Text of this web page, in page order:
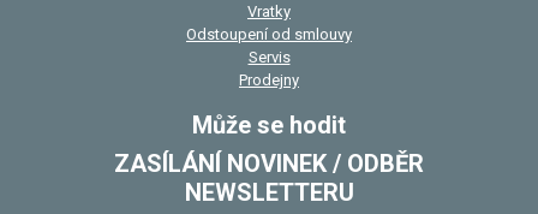
Vratky
Odstoupení od smlouvy
Servis
Prodejny
Může se hodit
ZASÍLÁNÍ NOVINEK / ODBĚR
NEWSLETTERU